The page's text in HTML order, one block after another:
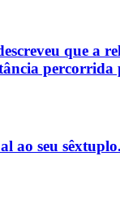
que a
ao seu